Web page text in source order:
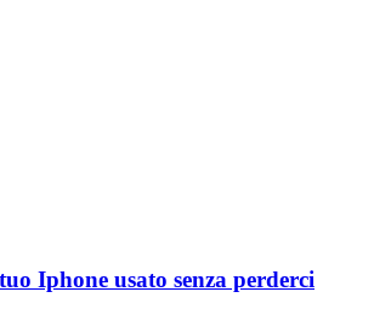
Iphone usato senza perderci